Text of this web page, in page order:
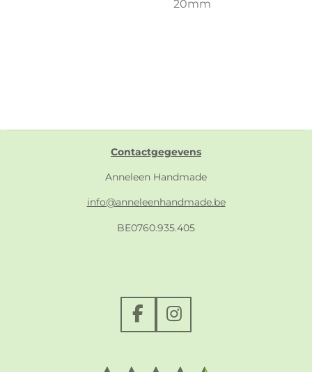
20mm
Contactgegevens
Anneleen Handmade
info@anneleenhandmade.be
BE0760.935.405
F
a
I
n